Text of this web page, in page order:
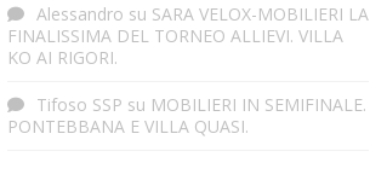
Alessandro su SARA VELOX-MOBILIERI LA
FINALISSIMA DEL TORNEO ALLIEVI. VILLA
KO AI RIGORI.
Tifoso SSP su MOBILIERI IN SEMIFINALE.
PONTEBBANA E VILLA QUASI.